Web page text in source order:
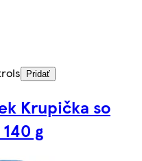
Pridať
Krupička so
g